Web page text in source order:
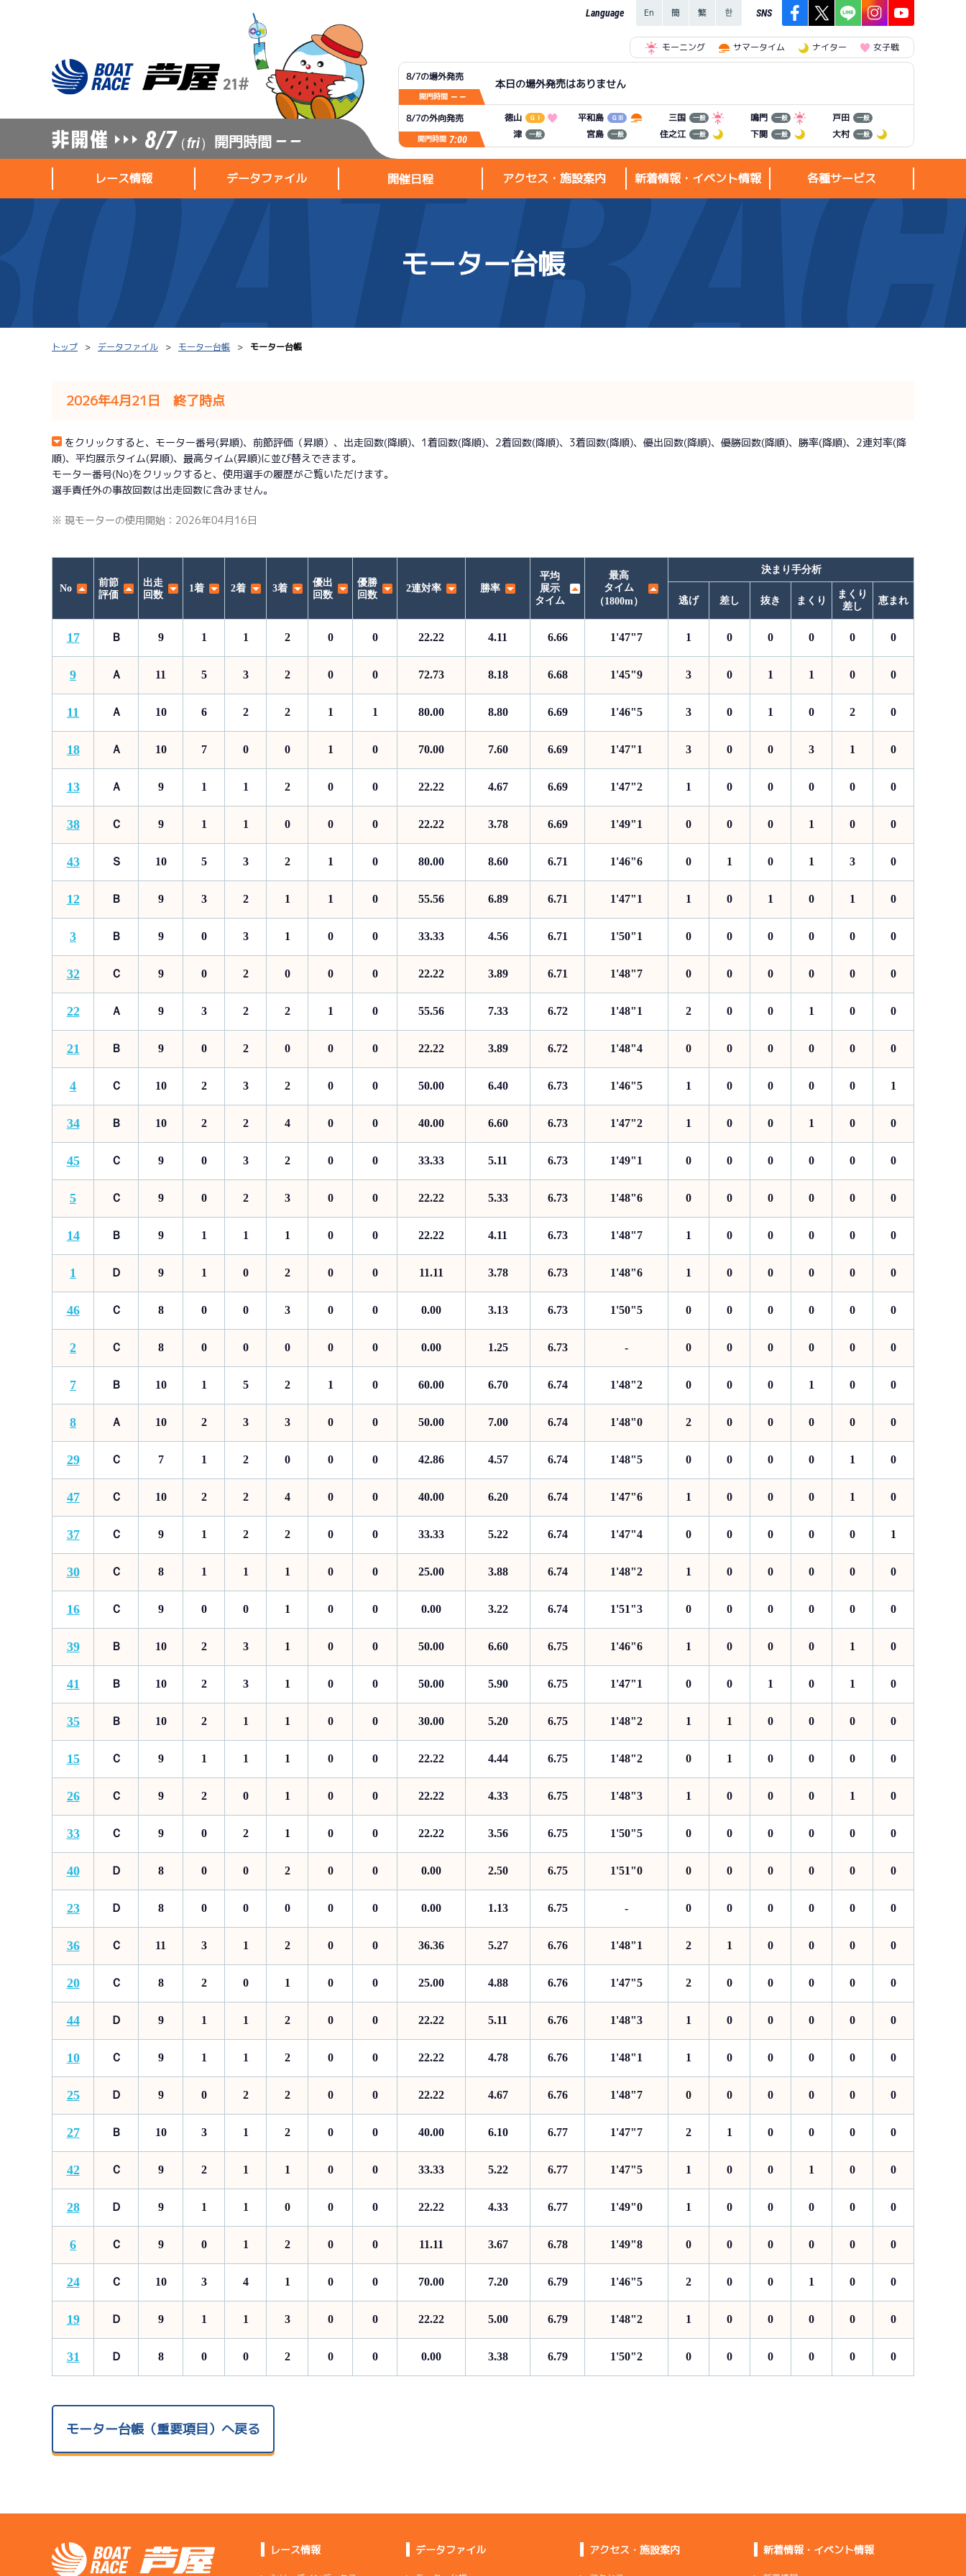
8/7（fri） 開門時間 — —
Language SNS
モーニング サマータイム ナイター 女子戦
8/7の場外発売
開門時間 — —
本日の場外発売はありません
8/7の外向発売
開門時間 7:00
徳山 ＧⅠ 平和島 ＧⅢ 三国 一般 鳴門 一般 戸田 一般
津 一般 宮島 一般 住之江 一般 下関 一般 大村 一般
レース情報
レース結果一覧
出走表PDF
モーター抽選結果・
選手コメント
データファイル
ボートデータ
出目データ
開催日程 アクセス・施設案内
施設案内
BTS天文館
新着情報・イベント情報 各種サービス
モーター台帳
トップ データファイル モーター台帳 モーター台帳
2026年4月21日 終了時点
をクリックすると、モーター番号(昇順)、前節評価（昇順）、出走回数(降順)、1着回数(降順)、2着回数(降順)、3着回数(降順)、優出回数(降順)、優勝回数(降順)、勝率(降順)、2連対率(降
順)、平均展示タイム(昇順)、最高タイム(昇順)に並び替えできます。
モーター番号(No)をクリックすると、使用選手の履歴がご覧いただけます。
選手責任外の事故回数は出走回数に含みません。
※ 現モーターの使用開始：2026年04月16日
No
前節
評価
出走
回数
1着 2着 3着
優出
回数
優勝
回数
2連対率 勝率
平均
展示
タイム
最高
タイム
（1800m）
決まり手分析
逃げ 差し 抜き まくり
まくり
差し
恵まれ
17 Ｂ 9 1 1 2 0 0 22.22 4.11 6.66 1'47"7 1 0 0 0 0 0
9 Ａ 11 5 3 2 0 0 72.73 8.18 6.68 1'45"9 3 0 1 1 0 0
11 Ａ 10 6 2 2 1 1 80.00 8.80 6.69 1'46"5 3 0 1 0 2 0
18 Ａ 10 7 0 0 1 0 70.00 7.60 6.69 1'47"1 3 0 0 3 1 0
13 Ａ 9 1 1 2 0 0 22.22 4.67 6.69 1'47"2 1 0 0 0 0 0
38 Ｃ 9 1 1 0 0 0 22.22 3.78 6.69 1'49"1 0 0 0 1 0 0
43 Ｓ 10 5 3 2 1 0 80.00 8.60 6.71 1'46"6 0 1 0 1 3 0
12 Ｂ 9 3 2 1 1 0 55.56 6.89 6.71 1'47"1 1 0 1 0 1 0
3 Ｂ 9 0 3 1 0 0 33.33 4.56 6.71 1'50"1 0 0 0 0 0 0
32 Ｃ 9 0 2 0 0 0 22.22 3.89 6.71 1'48"7 0 0 0 0 0 0
22 Ａ 9 3 2 2 1 0 55.56 7.33 6.72 1'48"1 2 0 0 1 0 0
21 Ｂ 9 0 2 0 0 0 22.22 3.89 6.72 1'48"4 0 0 0 0 0 0
4 Ｃ 10 2 3 2 0 0 50.00 6.40 6.73 1'46"5 1 0 0 0 0 1
34 Ｂ 10 2 2 4 0 0 40.00 6.60 6.73 1'47"2 1 0 0 1 0 0
45 Ｃ 9 0 3 2 0 0 33.33 5.11 6.73 1'49"1 0 0 0 0 0 0
5 Ｃ 9 0 2 3 0 0 22.22 5.33 6.73 1'48"6 0 0 0 0 0 0
14 Ｂ 9 1 1 1 0 0 22.22 4.11 6.73 1'48"7 1 0 0 0 0 0
1 Ｄ 9 1 0 2 0 0 11.11 3.78 6.73 1'48"6 1 0 0 0 0 0
46 Ｃ 8 0 0 3 0 0 0.00 3.13 6.73 1'50"5 0 0 0 0 0 0
2 Ｃ 8 0 0 0 0 0 0.00 1.25 6.73 - 0 0 0 0 0 0
7 Ｂ 10 1 5 2 1 0 60.00 6.70 6.74 1'48"2 0 0 0 1 0 0
8 Ａ 10 2 3 3 0 0 50.00 7.00 6.74 1'48"0 2 0 0 0 0 0
29 Ｃ 7 1 2 0 0 0 42.86 4.57 6.74 1'48"5 0 0 0 0 1 0
47 Ｃ 10 2 2 4 0 0 40.00 6.20 6.74 1'47"6 1 0 0 0 1 0
37 Ｃ 9 1 2 2 0 0 33.33 5.22 6.74 1'47"4 0 0 0 0 0 1
30 Ｃ 8 1 1 1 0 0 25.00 3.88 6.74 1'48"2 1 0 0 0 0 0
16 Ｃ 9 0 0 1 0 0 0.00 3.22 6.74 1'51"3 0 0 0 0 0 0
39 Ｂ 10 2 3 1 0 0 50.00 6.60 6.75 1'46"6 1 0 0 0 1 0
41 Ｂ 10 2 3 1 0 0 50.00 5.90 6.75 1'47"1 0 0 1 0 1 0
35 Ｂ 10 2 1 1 0 0 30.00 5.20 6.75 1'48"2 1 1 0 0 0 0
15 Ｃ 9 1 1 1 0 0 22.22 4.44 6.75 1'48"2 0 1 0 0 0 0
26 Ｃ 9 2 0 1 0 0 22.22 4.33 6.75 1'48"3 1 0 0 0 1 0
33 Ｃ 9 0 2 1 0 0 22.22 3.56 6.75 1'50"5 0 0 0 0 0 0
40 Ｄ 8 0 0 2 0 0 0.00 2.50 6.75 1'51"0 0 0 0 0 0 0
23 Ｄ 8 0 0 0 0 0 0.00 1.13 6.75 - 0 0 0 0 0 0
36 Ｃ 11 3 1 2 0 0 36.36 5.27 6.76 1'48"1 2 1 0 0 0 0
20 Ｃ 8 2 0 1 0 0 25.00 4.88 6.76 1'47"5 2 0 0 0 0 0
44 Ｄ 9 1 1 2 0 0 22.22 5.11 6.76 1'48"3 1 0 0 0 0 0
10 Ｃ 9 1 1 2 0 0 22.22 4.78 6.76 1'48"1 1 0 0 0 0 0
25 Ｄ 9 0 2 2 0 0 22.22 4.67 6.76 1'48"7 0 0 0 0 0 0
27 Ｂ 10 3 1 2 0 0 40.00 6.10 6.77 1'47"7 2 1 0 0 0 0
42 Ｃ 9 2 1 1 0 0 33.33 5.22 6.77 1'47"5 1 0 0 1 0 0
28 Ｄ 9 1 1 0 0 0 22.22 4.33 6.77 1'49"0 1 0 0 0 0 0
6 Ｃ 9 0 1 2 0 0 11.11 3.67 6.78 1'49"8 0 0 0 0 0 0
24 Ｃ 10 3 4 1 0 0 70.00 7.20 6.79 1'46"5 2 0 0 1 0 0
19 Ｄ 9 1 1 3 0 0 22.22 5.00 6.79 1'48"2 1 0 0 0 0 0
31 Ｄ 8 0 0 2 0 0 0.00 3.38 6.79 1'50"2 0 0 0 0 0 0
モーター台帳（重要項目）へ戻る
レース情報 データファイル アクセス・施設案内 新着情報・イベント情報